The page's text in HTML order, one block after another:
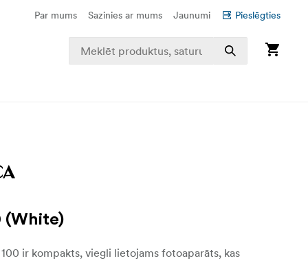
Par mums Sazinies ar mums Jaunumi Pieslēgties
(White)
ir kompakts, viegli lietojams fotoaparāts, kas